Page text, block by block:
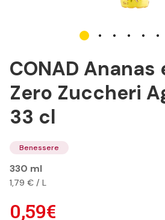
CONAD Ananas
Zero Zuccheri
33 cl
Benessere
330 ml
1,79 € / L
0,59€